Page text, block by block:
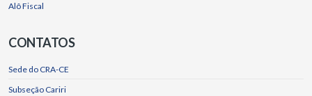
Alô Fiscal
CONTATOS
Sede do CRA-CE
Subseção Cariri